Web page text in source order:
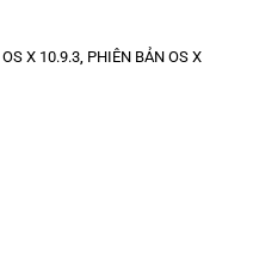
OS X 10.9.3, PHIÊN BẢN OS X